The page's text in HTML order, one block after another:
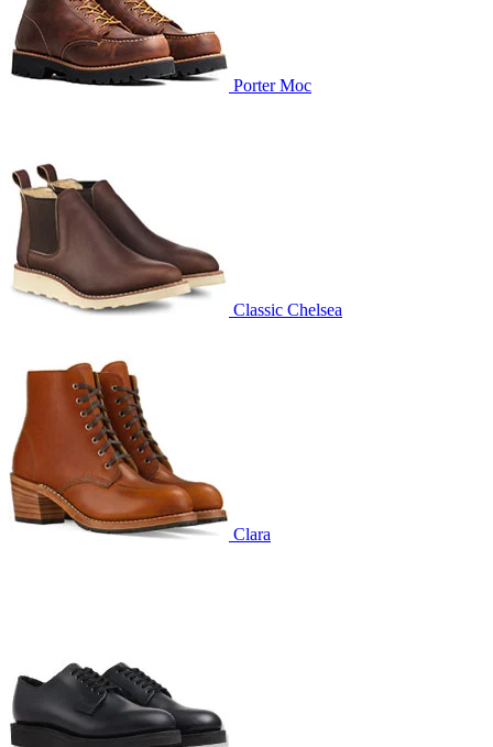
Porter Moc
Classic Chelsea
Clara